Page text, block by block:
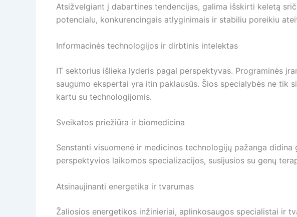
Atsižvelgiant į dabartines tendencijas, galima išskirti keletą
potencialu, konkurencingais atlyginimais ir stabiliu poreikiu
Informacinės technologijos ir dirbtinis intelektas
IT sektorius išlieka lyderis pagal perspektyvas. Programinės
saugumo ekspertai yra itin paklausūs. Šios specialybės ne
kartu su technologijomis.
Sveikatos priežiūra ir biomedicina
Senstanti visuomenė ir medicinos technologijų pažanga
perspektyvios laikomos specializacijos, susijusios su genų
Atsinaujinanti energetika ir tvarumas
Žaliosios energetikos inžinieriai, aplinkosaugos specialistai ir